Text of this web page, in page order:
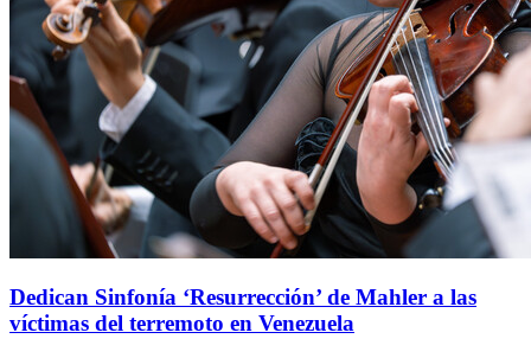
Dedican Sinfonía ‘Resurrección’ de Mahler a las
víctimas del terremoto en Venezuela